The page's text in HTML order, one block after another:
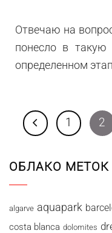
Отвечаю на
понесло в такую
определенном
1 2
ОБЛАКО МЕТОК
algarve aquapark
costa blanca dolomites